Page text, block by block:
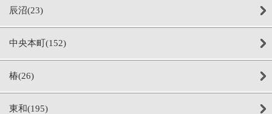
辰沼(23)
中央本町(152)
椿(26)
東和(195)